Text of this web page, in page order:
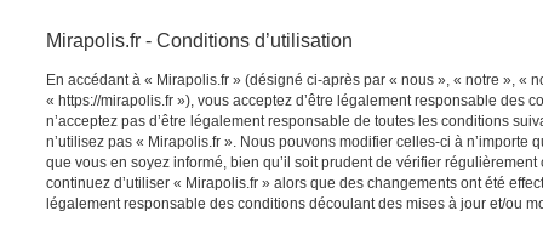
Mirapolis.fr - Conditions d’utilisation
En accédant à « Mirapolis.fr » (désigné ci-après par « nous », « notre », «
« https://mirapolis.fr »), vous acceptez d’être légalement responsable des
n’acceptez pas d’être légalement responsable de toutes les conditions
n’utilisez pas « Mirapolis.fr ». Nous pouvons modifier celles-ci à n’importe
que vous en soyez informé, bien qu’il soit prudent de vérifier
continuez d’utiliser « Mirapolis.fr » alors que des changements ont été
légalement responsable des conditions découlant des mises à jour et/ou